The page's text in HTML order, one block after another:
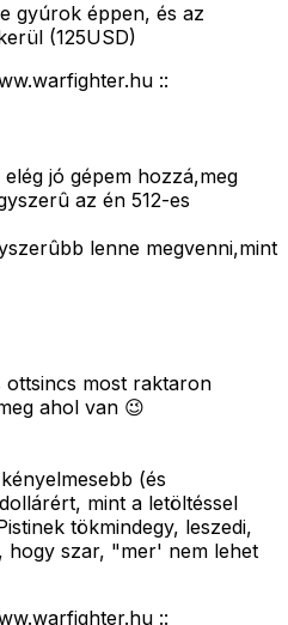
gyúrok éppen, és az
(125USD)
::
jó gépem hozzá,meg
az én 512-es
lenne megvenni,mint
ottsincs most raktaron
ahol van 😉
(és
mint a letöltéssel
tökmindegy, leszedi,
hogy szar, "mer' nem lehet
::